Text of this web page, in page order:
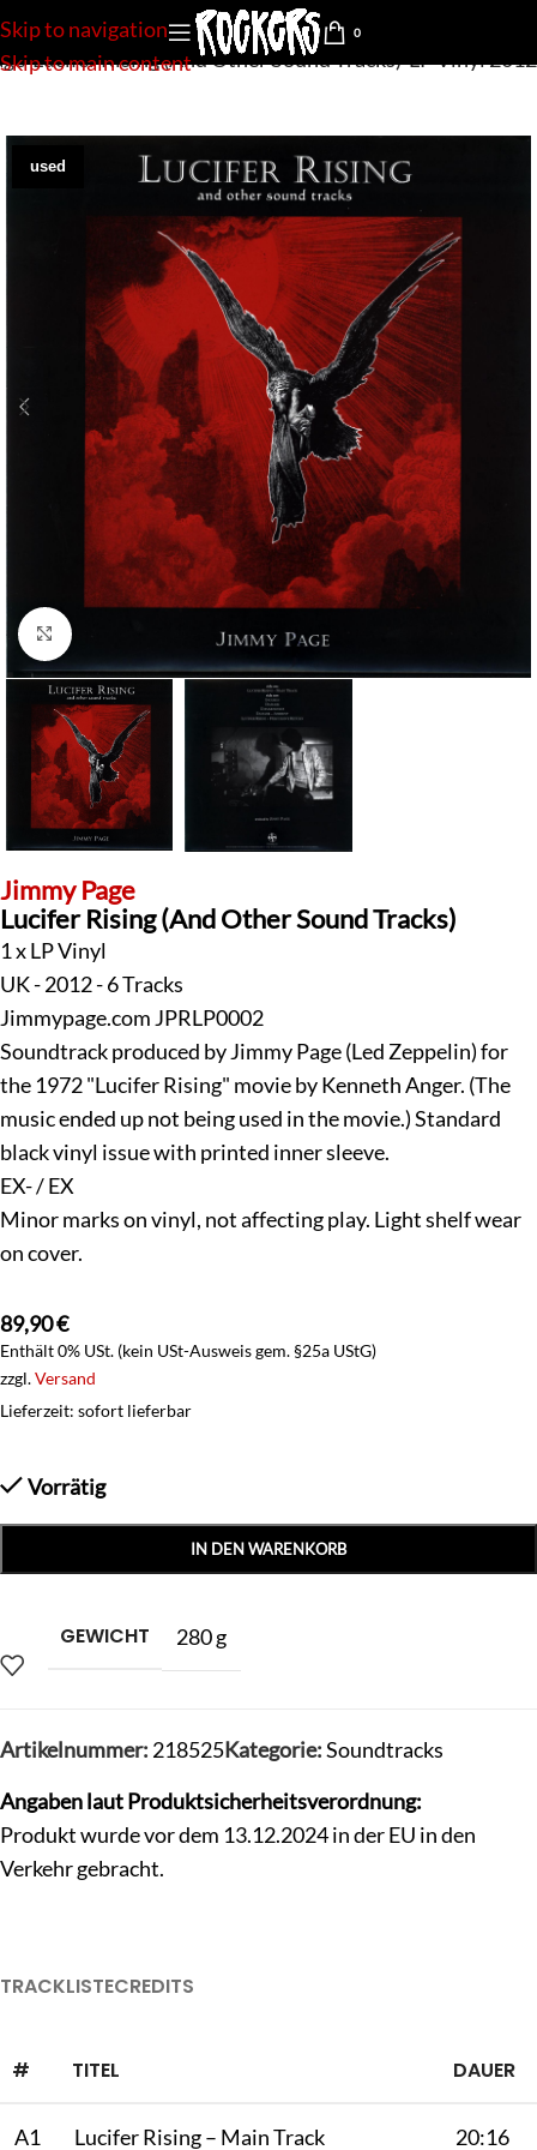
Skip to navigation
Skip to main content
0
Lucifer Rising (And Other Sound Tracks)-LP Vinyl 2012
used
Klick zum Vergrößern
Jimmy Page
Lucifer Rising (And Other Sound Tracks)
1 x LP Vinyl
UK - 2012 - 6 Tracks
Jimmypage.com JPRLP0002
Soundtrack produced by Jimmy Page (Led Zeppelin) for
the 1972 "Lucifer Rising" movie by Kenneth Anger. (The
music ended up not being used in the movie.) Standard
black vinyl issue with printed inner sleeve.
EX- / EX
Minor marks on vinyl, not affecting play. Light shelf wear
on cover.
89,90€
Enthält 0% USt. (kein USt-Ausweis gem. §25a UStG)
zzgl.Versand
Lieferzeit: sofort lieferbar
Vorrätig
IN DEN WARENKORB
GEWICHT 280 g
Artikelnummer: 218525Kategorie:Soundtracks
Angaben laut Produktsicherheitsverordnung:
Produkt wurde vor dem 13.12.2024 in der EU in den
Verkehr gebracht.
TRACKLISTECREDITS
# TITEL DAUER
A1 Lucifer Rising – Main Track 20:16